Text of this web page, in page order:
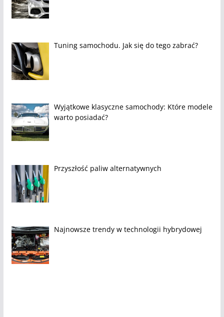
Tuning samochodu. Jak się do tego zabrać?
Wyjątkowe klasyczne samochody: Które modele
warto posiadać?
Przyszłość paliw alternatywnych
Najnowsze trendy w technologii hybrydowej